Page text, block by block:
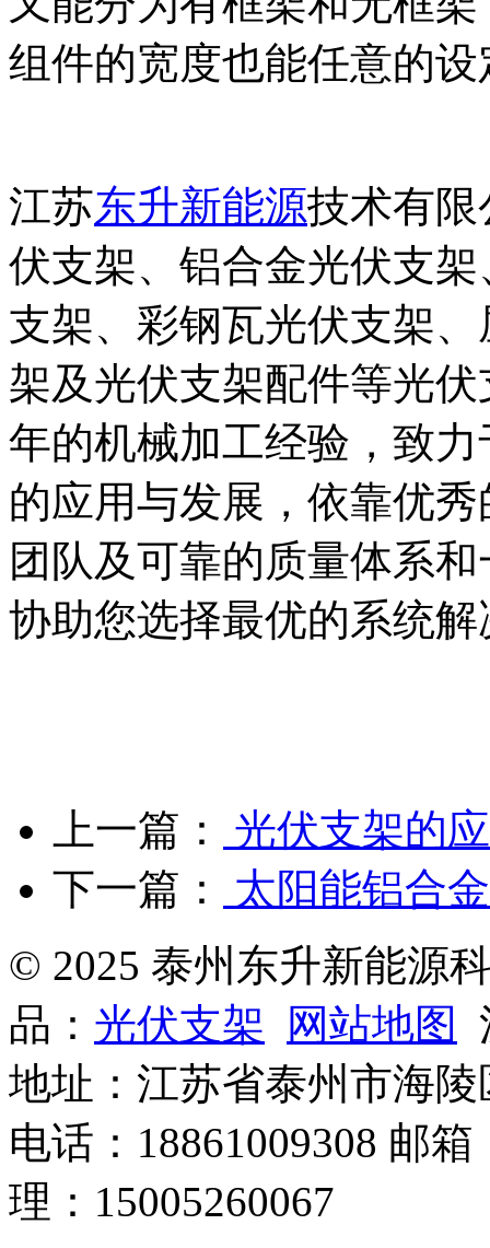
组件的宽度也能任意的设
江苏东升新能源技术有
伏支架、铝合金光伏支
支架、彩钢瓦光伏支架
架及光伏支架配件等光
年的机械加工经验，致
的应用与发展，依靠优
团队及可靠的质量体系
协助您选择最优的系统
上一篇：
光伏支架的
下一篇：
太阳能铝合
© 2025 泰州东升新能源
品： 光伏支架 网站地图
地址：江苏省泰州市海
电话：18861009308 邮
理：15005260067